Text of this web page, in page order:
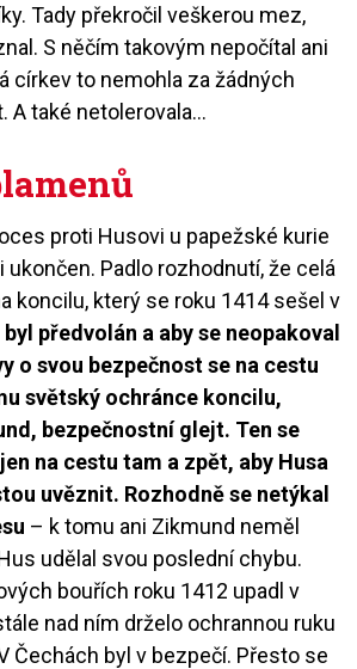
Tady překročil veškerou mez,
S něčím takovým nepočítal ani
církev to nemohla za žádných
A také netolerovala…
proti Husovi u papežské kurie
ukončen. Padlo rozhodnutí, že celá
koncilu, který se roku 1414 sešel v
byl předvolán a aby se neopakoval
o svou bezpečnost se na cestu
světský ochránce koncilu,
bezpečnostní glejt. Ten se
na cestu tam a zpět, aby Husa
uvěznit. Rozhodně se netýkal
– k tomu ani Zikmund neměl
udělal svou poslední chybu.
bouřích roku 1412 upadl v
nad ním drželo ochrannou ruku
Čechách byl v bezpečí. Přesto se